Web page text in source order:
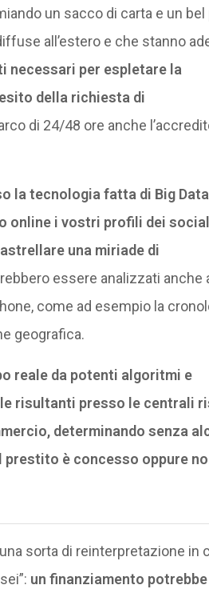
un sacco di carta e un bel
all’estero e che stanno
necessari per espletare la
della richiesta di
di 24/48 ore anche
la tecnologia fatta di Big
online i vostri profili dei social
una miriade di
essere analizzati anche
come ad esempio la
geografica.
reale da potenti algoritmi e
risultanti presso le centrali
determinando senza
è concesso oppure
sorta di reinterpretazione in
un finanziamento potrebbe